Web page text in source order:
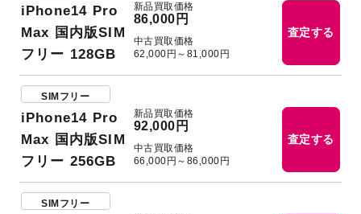
iPhone14 Pro
Max 国内版SIM
フリー 128GB
新品買取価格
86,000円
中古買取価格
62,000円～81,000円
査定する
SIMフリー
iPhone14 Pro
Max 国内版SIM
フリー 256GB
新品買取価格
92,000円
中古買取価格
66,000円～86,000円
査定する
SIMフリー